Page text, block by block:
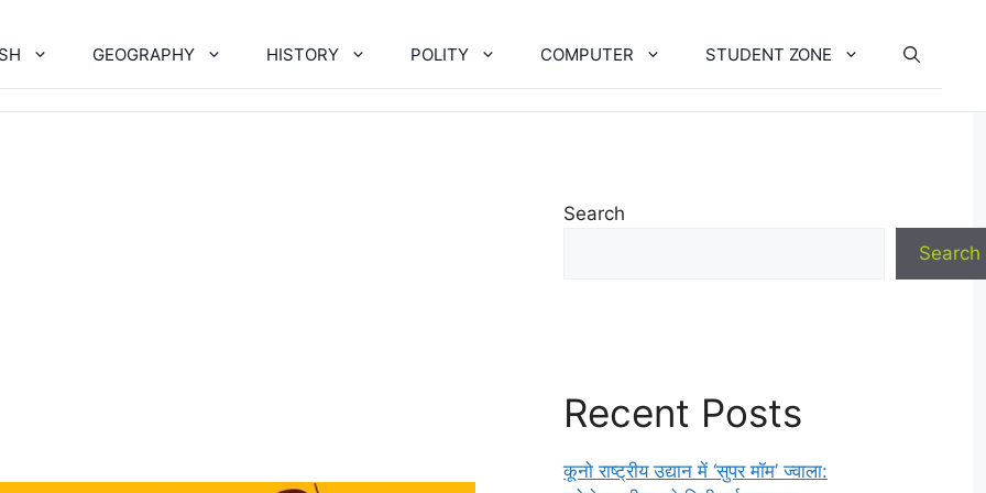
GEOGRAPHY HISTORY POLITY COMPUTER STUDENT ZONE
Search
Search
Recent Posts
कूनो राष्ट्रीय उद्यान में ‘सुपर मॉम’ ज्वाला: